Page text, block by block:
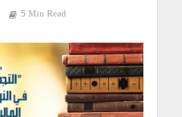
5 Min Read